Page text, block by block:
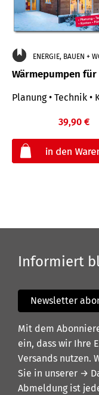
ENERGIE, BAUEN +
Wärmepumpen
Planung • Technik •
39,90 €
Informiert
Newsletter
Mit dem
ein, dass wir Ihre
Versands nutzen.
Sie in unserer →
Abmeldung ist